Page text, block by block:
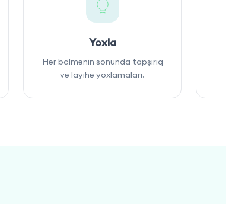
Yoxla
Hər bölmənin sonunda tapşırıq
və layihə yoxlamaları.